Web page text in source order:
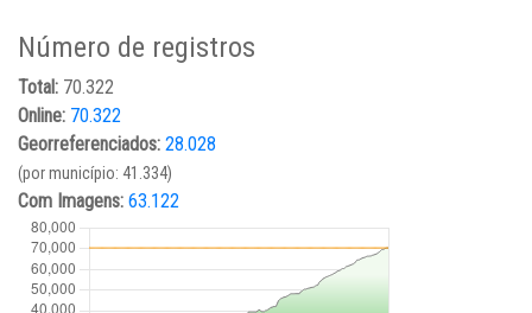
Número de registros
Total: 70.322
Online: 70.322
Georreferenciados: 28.028
(por município: 41.334)
Com Imagens: 63.122